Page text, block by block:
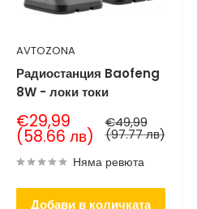
AVTOZONA
Радиостанция Baofeng
8W - локи токи
Продажна
цена
€29,99
(58.66 лв)
Нормална
цена
€49,99
(97.77 лв)
Няма ревюта
Добави в количката